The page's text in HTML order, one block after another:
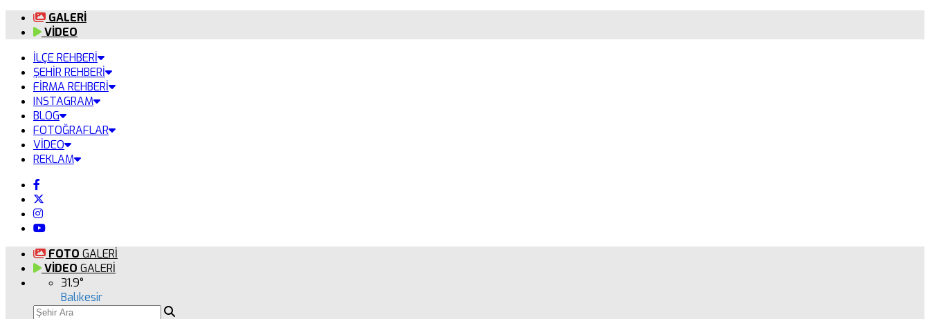
GALERİ
VİDEO
İLÇE REHBERİ
ŞEHİR REHBERİ
FİRMA REHBERİ
INSTAGRAM
BLOG
FOTOĞRAFLAR
VİDEO
REKLAM
FOTO GALERİ
VİDEO GALERİ
31.9°
Balıkesir